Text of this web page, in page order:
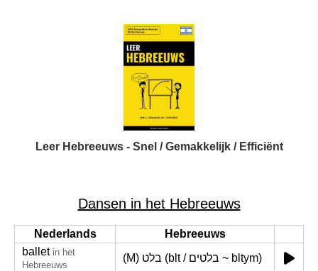
Leer Hebreeuws - Snel / Gemakkelijk / Efficiënt
Dansen in het Hebreeuws
Nederlands
Hebreeuws
ballet in het
Hebreeuws
(M) בלט (blt / בלטים ~ bltym)